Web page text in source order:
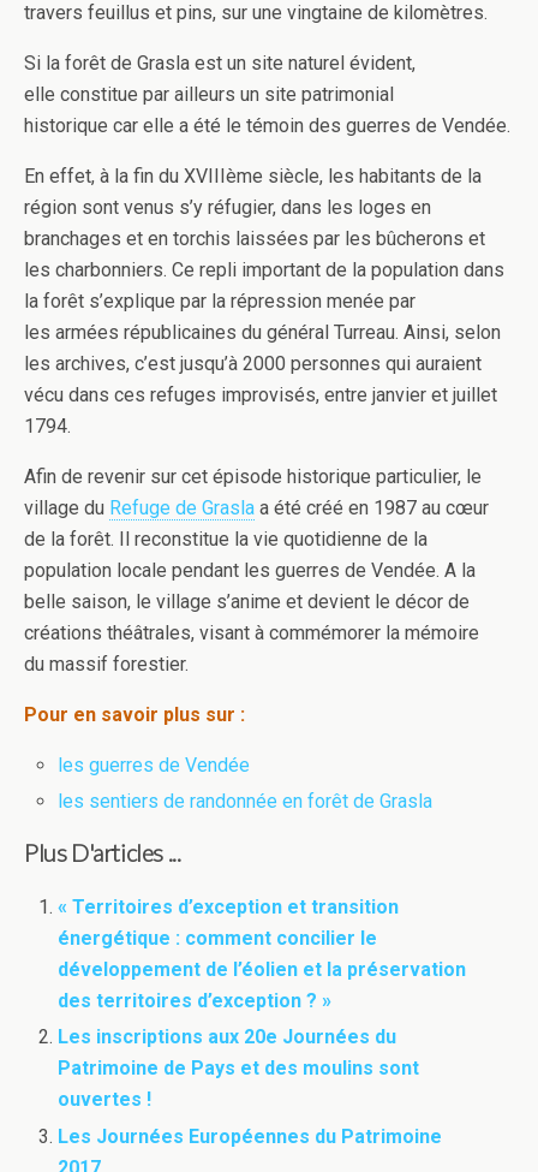
travers feuillus et pins, sur une vingtaine de kilomètres.
Si la forêt de Grasla est un site naturel évident,
elle constitue par ailleurs un site patrimonial
historique car elle a été le témoin des guerres de Vendée.
En effet, à la fin du XVIIIème siècle, les habitants de la
région sont venus s’y réfugier, dans les loges en
branchages et en torchis laissées par les bûcherons et
les charbonniers. Ce repli important de la population dans
la forêt s’explique par la répression menée par
les armées républicaines du général Turreau. Ainsi, selon
les archives, c’est jusqu’à 2000 personnes qui auraient
vécu dans ces refuges improvisés, entre janvier et juillet
1794.
Afin de revenir sur cet épisode historique particulier, le
village du Refuge de Grasla a été créé en 1987 au cœur
de la forêt. Il reconstitue la vie quotidienne de la
population locale pendant les guerres de Vendée. A la
belle saison, le village s’anime et devient le décor de
créations théâtrales, visant à commémorer la mémoire
du massif forestier.
Pour en savoir plus sur :
les guerres de Vendée
les sentiers de randonnée en forêt de Grasla
Plus D'articles ...
« Territoires d’exception et transition
énergétique : comment concilier le
développement de l’éolien et la préservation
des territoires d’exception ? »
Les inscriptions aux 20e Journées du
Patrimoine de Pays et des moulins sont
ouvertes !
Les Journées Européennes du Patrimoine
2017